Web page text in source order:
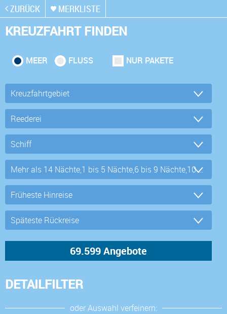
ZURÜCK MERKLISTE
KREUZFAHRT FINDEN
MEER FLUSS NUR PAKETE
DETAILFILTER
oder Auswahl verfeinern: